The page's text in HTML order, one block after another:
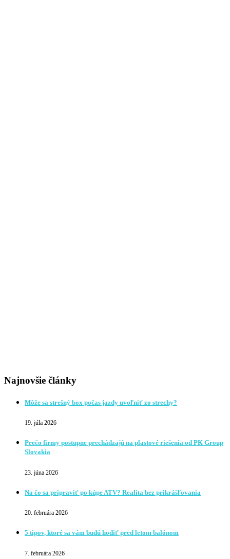
Najnovšie články
Môže sa strešný box počas jazdy uvoľniť zo strechy?
19. júla 2026
Prečo firmy postupne prechádzajú na plastové riešenia od PK Group
Slovakia
23. júna 2026
Na čo sa pripraviť po kúpe ATV? Realita bez prikrášľovania
20. februára 2026
5 tipov, ktoré sa vám budú hodiť pred letom balónom
7. februára 2026